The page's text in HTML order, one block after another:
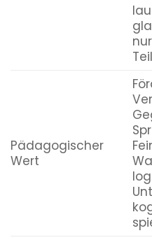
Pädagogischer
Wert